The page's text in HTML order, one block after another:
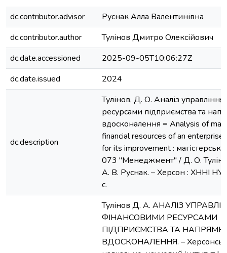
dc.contributor.advisor
Руснак Алла Валентинівна
dc.contributor.author
Тулінов Дмитро Олексійович
dc.date.accessioned
2025-09-05T10:06:27Z
dc.date.issued
2024
dc.description
Тулінов, Д. О. Аналіз
ресурсами підприємства та
вдосконалення = Analysis of
financial resources of an enterprise
for its improvement :
073 "Менеджмент" / Д. О.
А. В. Руснак. – Херсон : ХННІ
с.
Тулінов Д. А. АНАЛІЗ
ФІНАНСОВИМИ РЕСУРСАМИ
ПІДПРИЄМСТВА ТА
ВДОСКОНАЛЕННЯ. –